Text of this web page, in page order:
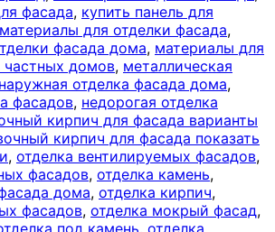
фасада, купить панель для
материалы для отделки фасада,
фасада дома, материалы для
частных домов, металлическая
наружная отделка фасада дома,
фасадов, недорогая отделка
кирпич для фасада варианты
кирпич для фасада показать
, отделка вентилируемых фасадов,
фасадов, отделка камень,
дома, отделка кирпич,
фасадов, отделка мокрый фасад,
под камень, отделка